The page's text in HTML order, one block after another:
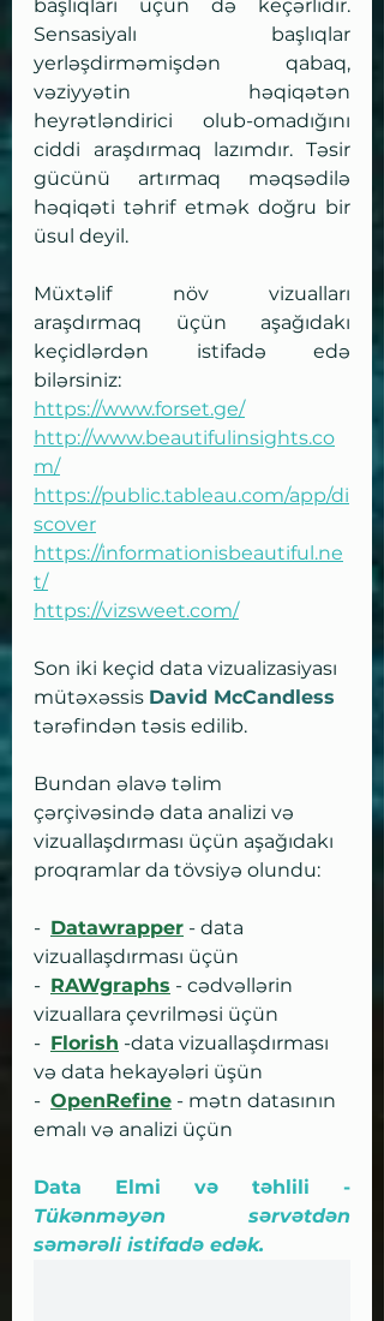
başlıqları üçün də keçərlidir.
Sensasiyalı başlıqlar
yerləşdirməmişdən qabaq,
vəziyyətin həqiqətən
heyrətləndirici olub-omadığını
ciddi araşdırmaq lazımdır. Təsir
gücünü artırmaq məqsədilə
həqiqəti təhrif etmək doğru bir
üsul deyil.
Müxtəlif növ vizualları
araşdırmaq üçün aşağıdakı
keçidlərdən istifadə edə
bilərsiniz:
https://www.forset.ge/
http://www.beautifulinsights.co
m/
https://public.tableau.com/app/di
scover
https://informationisbeautiful.ne
t/
https://vizsweet.com/
Son iki keçid data vizualizasiyası
mütəxəssis David McCandless
tərəfindən təsis edilib.
Bundan əlavə təlim
çərçivəsində data analizi və
vizuallaşdırması üçün aşağıdakı
proqramlar da tövsiyə olundu:
- Datawrapper - data
vizuallaşdırması üçün
- RAWgraphs - cədvəllərin
vizuallara çevrilməsi üçün
- Florish -data vizuallaşdırması
və data hekayələri üşün
- OpenRefine - mətn datasının
emalı və analizi üçün
Tükənməyən sərvətdən
səmərəli istifadə edək.